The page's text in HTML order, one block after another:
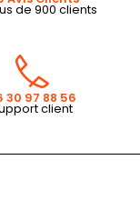
de 900 clients
30 97 88 56
client